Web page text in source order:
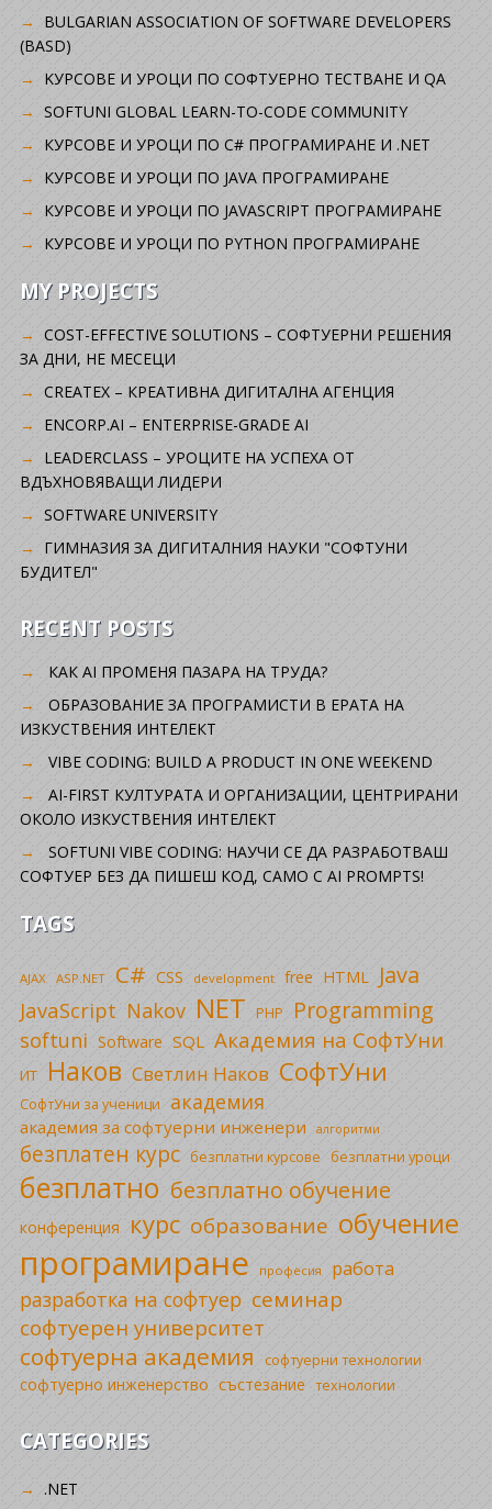
BULGARIAN ASSOCIATION OF SOFTWARE DEVELOPERS
(BASD)
KУРСОВЕ И УРОЦИ ПО СОФТУЕРНО ТЕСТВАНЕ И QA
SOFTUNI GLOBAL LEARN-TO-CODE COMMUNITY
КУРСОВЕ И УРОЦИ ПО C# ПРОГРАМИРАНЕ И .NET
КУРСОВЕ И УРОЦИ ПО JAVA ПРОГРАМИРАНЕ
КУРСОВЕ И УРОЦИ ПО JAVASCRIPT ПРОГРАМИРАНЕ
КУРСОВЕ И УРОЦИ ПО PYTHON ПРОГРАМИРАНЕ
MY PROJECTS
COST-EFFECTIVE SOLUTIONS – СОФТУЕРНИ РЕШЕНИЯ
ЗА ДНИ, НЕ МЕСЕЦИ
CREATEX – КРЕАТИВНА ДИГИТАЛНА АГЕНЦИЯ
ENCORP.AI – ENTERPRISE-GRADE AI
LEADERCLASS – УРОЦИТЕ НА УСПЕХА ОТ
ВДЪХНОВЯВАЩИ ЛИДЕРИ
SOFTWARE UNIVERSITY
ГИМНАЗИЯ ЗА ДИГИТАЛНИЯ НАУКИ "СОФТУНИ
БУДИТЕЛ"
RECENT POSTS
КАК AI ПРОМЕНЯ ПАЗАРА НА ТРУДА?
ОБРАЗОВАНИЕ ЗА ПРОГРАМИСТИ В ЕРАТА НА
ИЗКУСТВЕНИЯ ИНТЕЛЕКТ
VIBE CODING: BUILD A PRODUCT IN ONE WEEKEND
AI-FIRST КУЛТУРАТА И ОРГАНИЗАЦИИ, ЦЕНТРИРАНИ
ОКОЛО ИЗКУСТВЕНИЯ ИНТЕЛЕКТ
SOFTUNI VIBE CODING: НАУЧИ СЕ ДА РАЗРАБОТВАШ
СОФТУЕР БЕЗ ДА ПИШЕШ КОД, САМО С AI PROMPTS!
TAGS
AJAX ASP.NET C# CSS development free HTML Java
JavaScript Nakov NET PHP Programming
softuni Software SQL Академия на СофтУни
ИТ Наков Светлин Наков СофтУни
СофтУни за ученици академия
академия за софтуерни инженери алгоритми
безплатен курс безплатни курсове безплатни уроци
безплатно безплатно обучение
конференция курс образование обучение
програмиране професия работа
разработка на софтуер семинар
софтуерен университет
софтуерна академия софтуерни технологии
софтуерно инженерство състезание технологии
CATEGORIES
.NET